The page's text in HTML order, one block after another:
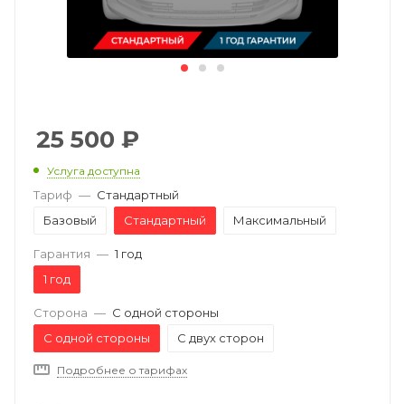
25 500 ₽
Услуга доступна
Тариф — Стандартный
Базовый
Стандартный Максимальный
Гарантия — 1 год
1 год
Сторона — С одной стороны
С одной стороны
С двух сторон
Подробнее о тарифах